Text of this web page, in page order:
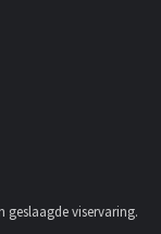
geslaagde viservaring.